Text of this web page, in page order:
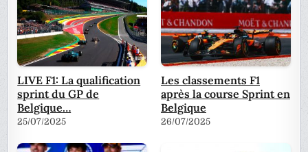
LIVE F1: La qualification
sprint du GP de
Belgique…
25/07/2025
Les classements F1
après la course Sprint en
Belgique
26/07/2025